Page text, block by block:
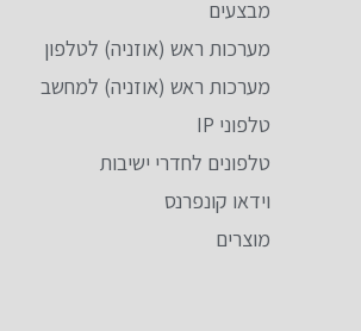
מבצעים
מערכות ראש (אוזניה) לטלפון
מערכות ראש (אוזניה) למחשב
טלפוני IP
טלפונים לחדרי ישיבות
וידאו קונפרנס
מוצרים